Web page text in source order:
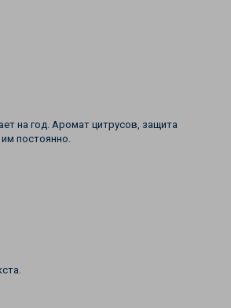
на год. Аромат цитрусов, защита
постоянно.